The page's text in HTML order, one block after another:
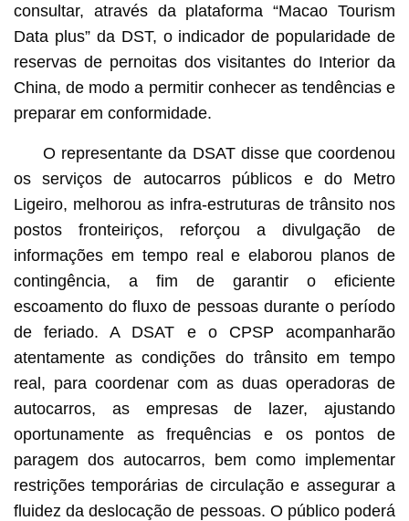
consultar, através da plataforma “Macao Tourism
Data plus” da DST, o indicador de popularidade de
reservas de pernoitas dos visitantes do Interior da
China, de modo a permitir conhecer as tendências e
preparar em conformidade.
O representante da DSAT disse que coordenou
os serviços de autocarros públicos e do Metro
Ligeiro, melhorou as infra-estruturas de trânsito nos
postos fronteiriços, reforçou a divulgação de
informações em tempo real e elaborou planos de
contingência, a fim de garantir o eficiente
escoamento do fluxo de pessoas durante o período
de feriado. A DSAT e o CPSP acompanharão
atentamente as condições do trânsito em tempo
real, para coordenar com as duas operadoras de
autocarros, as empresas de lazer, ajustando
oportunamente as frequências e os pontos de
paragem dos autocarros, bem como implementar
restrições temporárias de circulação e assegurar a
fluidez da deslocação de pessoas. O público poderá